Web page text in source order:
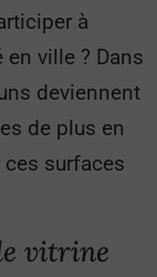
à
ville ? Dans
deviennent
de plus en
surfaces
vitrine